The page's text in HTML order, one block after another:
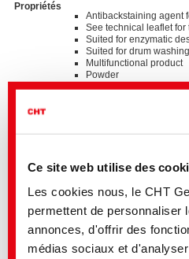
Ce site web utilise des
Les cookies nous, le CHT
permettent de personnaliser
annonces, d'offrir des
médias sociaux et
Propriétés
Antibackstaining agent
See technical leaflet
Suited for enzymatic
Suited for drum
Multifunctional product
Powder
Standards
ZDHC MRSL v3.1
product class I - IV
Détails et